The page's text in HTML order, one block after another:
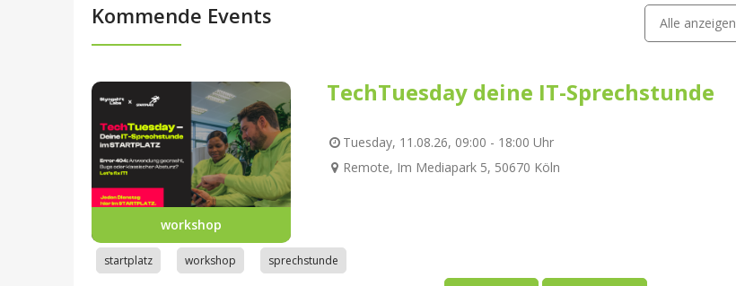
Kommende Events Alle anzeigen
workshop
TechTuesday deine IT-Sprechstunde
Tuesday, 11.08.26, 09:00 - 18:00 Uhr
Remote, Im Mediapark 5, 50670 Köln
startplatz workshop sprechstunde